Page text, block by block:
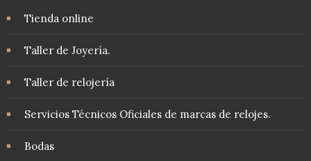
Tienda online
Taller de Joyería.
Taller de relojería
Servicios Técnicos Oficiales de marcas de relojes.
Bodas